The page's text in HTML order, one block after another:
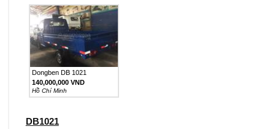
Dongben DB 1021
140,000,000 VND
Hồ Chí Minh
DB1021